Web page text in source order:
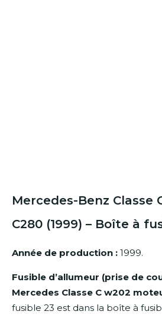
Mercedes-Benz Classe
C280 (1999) – Boîte à
Année de production : 1999.
Fusible d’allumeur (prise de
Mercedes Classe C w202
fusible 23 est dans la boîte à